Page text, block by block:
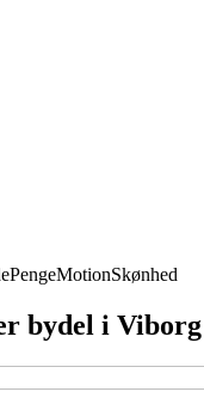
PengeMotionSkønhed
bydel i Viborg